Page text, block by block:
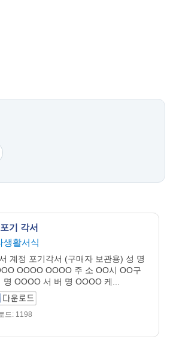
기 각서
생활서식
계정 포기각서 (구매자 보관용) 성 명
OOOO OOOO 주 소 OO시 OO구
OOOO 서 버 명 OOOO 케...
드: 1198